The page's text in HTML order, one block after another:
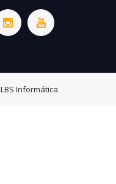
LBS Informática